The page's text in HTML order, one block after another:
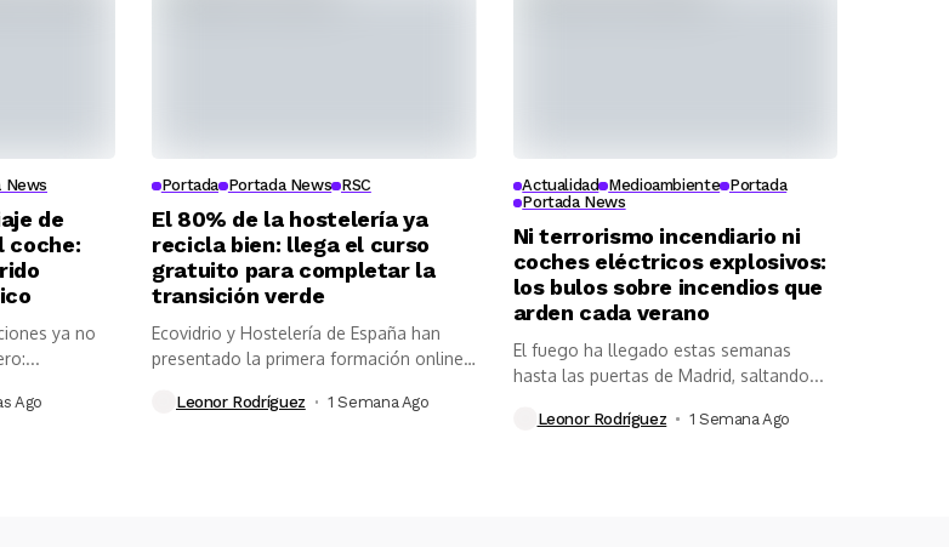
News
de
coche:
ya no
Ago
Portada Portada News RSC
El 80% de la hostelería ya
recicla bien: llega el curso
gratuito para completar la
transición verde
Ecovidrio y Hostelería de España han
presentado la primera formación online,
Leonor Rodríguez 1 Semana Ago
Actualidad Medioambiente Portada
Portada News
Ni terrorismo incendiario ni
coches eléctricos explosivos:
los bulos sobre incendios que
arden cada verano
El fuego ha llegado estas semanas
hasta las puertas de Madrid, saltando...
Leonor Rodríguez 1 Semana Ago